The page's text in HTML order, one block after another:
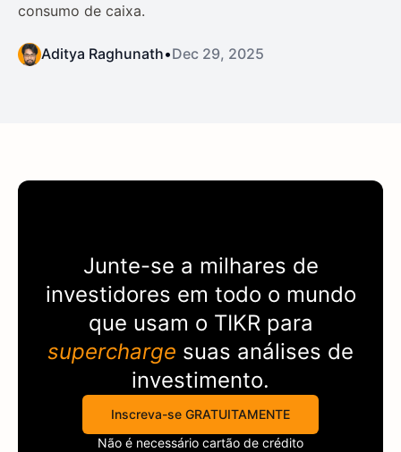
consumo de caixa.
Aditya Raghunath•Dec 29, 2025
Junte-se a milhares de
investidores em todo o mundo
que usam o TIKR para
supercharge suas análises de
investimento.
Inscreva-se GRATUITAMENTE
Não é necessário cartão de crédito